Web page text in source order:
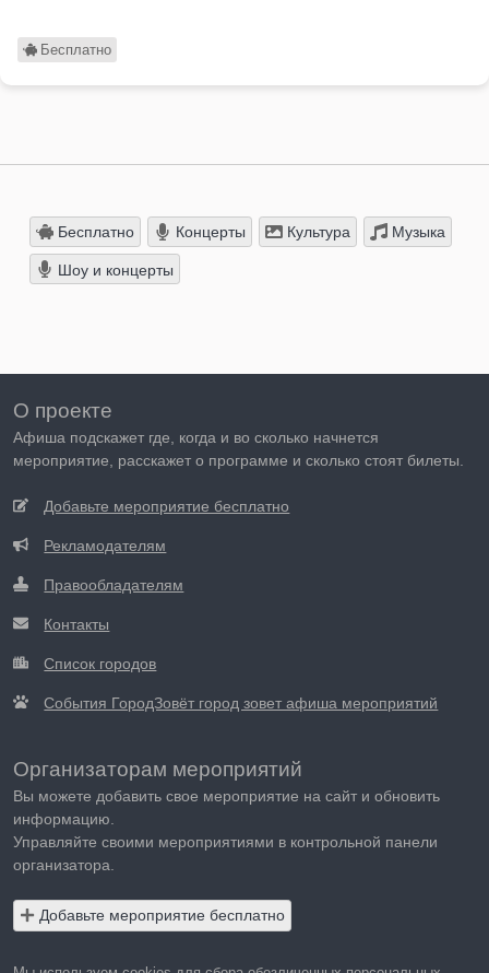
Бесплатно
Бесплатно Концерты Культура Музыка
Шоу и концерты
О проекте
Афиша подскажет где, когда и во сколько начнется
мероприятие, расскажет о программе и сколько стоят билеты.
Добавьте мероприятие бесплатно
Рекламодателям
Правообладателям
Контакты
Список городов
События ГородЗовёт город зовет афиша мероприятий
Организаторам мероприятий
Вы можете добавить свое мероприятие на сайт и обновить
информацию.
Управляйте своими мероприятиями в контрольной панели
организатора.
Добавьте мероприятие бесплатно